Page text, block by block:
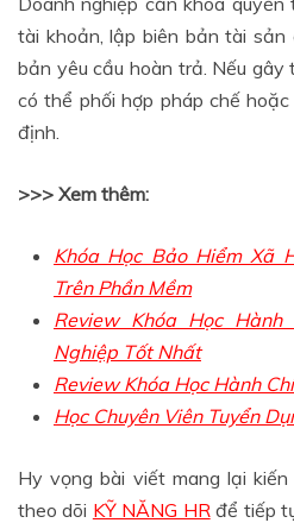
tài khoản, lập biên bản tài
bản yêu cầu hoàn trả. Nếu gây
có thể phối hợp pháp chế
định.
>>> Xem thêm:
Khóa Học Bảo Hiểm Xã
Trên Phần Mềm
Review Khóa Học Hành
Nghiệp Tốt Nhất
Review Khóa Học Hành
Học Chuyên Viên Tuyển
Hy vọng bài viết mang lại
theo dõi KỸ NĂNG HRđể tiếp